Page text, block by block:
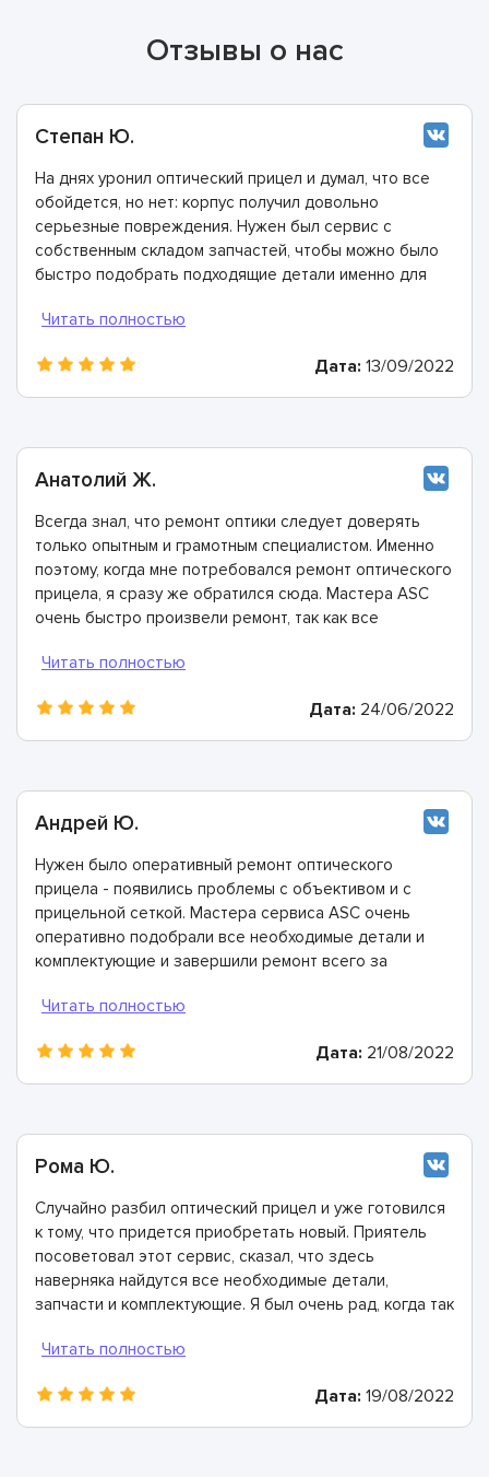
Отзывы о нас
Степан Ю.
На днях уронил оптический прицел и думал, что все
обойдется, но нет: корпус получил довольно
серьезные повреждения. Нужен был сервис с
собственным складом запчастей, чтобы можно было
быстро подобрать подходящие детали именно для
справились с задачей на отлично и на все работы
Дата: 13/09/2022
Анатолий Ж.
Всегда знал, что ремонт оптики следует доверять
только опытным и грамотным специалистом. Именно
поэтому, когда мне потребовался ремонт оптического
прицела, я сразу же обратился сюда. Мастера ASC
очень быстро произвели ремонт, так как все
собственном складе.
Дата: 24/06/2022
Андрей Ю.
Нужен было оперативный ремонт оптического
прицела - появились проблемы с объективом и с
прицельной сеткой. Мастера сервиса ASC очень
оперативно подобрали все необходимые детали и
комплектующие и завершили ремонт всего за
профи!
Дата: 21/08/2022
Рома Ю.
Случайно разбил оптический прицел и уже готовился
к тому, что придется приобретать новый. Приятель
посоветовал этот сервис, сказал, что здесь
наверняка найдутся все необходимые детали,
запчасти и комплектующие. Я был очень рад, когда так
прицел буквально заново и полностью восстановили
мастера!
Дата: 19/08/2022